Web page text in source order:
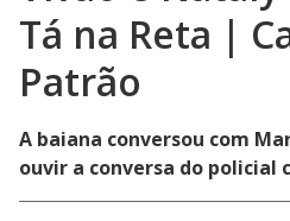
Tá na Reta |
Patrão
A baiana conversou com
ouvir a conversa do policial